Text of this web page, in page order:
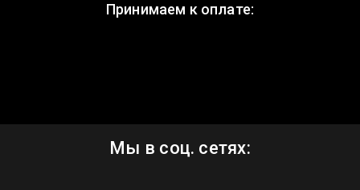
Принимаем к оплате:
Мы в соц. сетях: